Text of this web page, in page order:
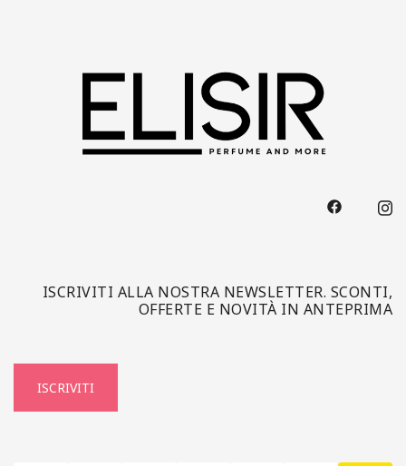
ISCRIVITI ALLA NOSTRA NEWSLETTER. SCONTI,
OFFERTE E NOVITÀ IN ANTEPRIMA
ISCRIVITI